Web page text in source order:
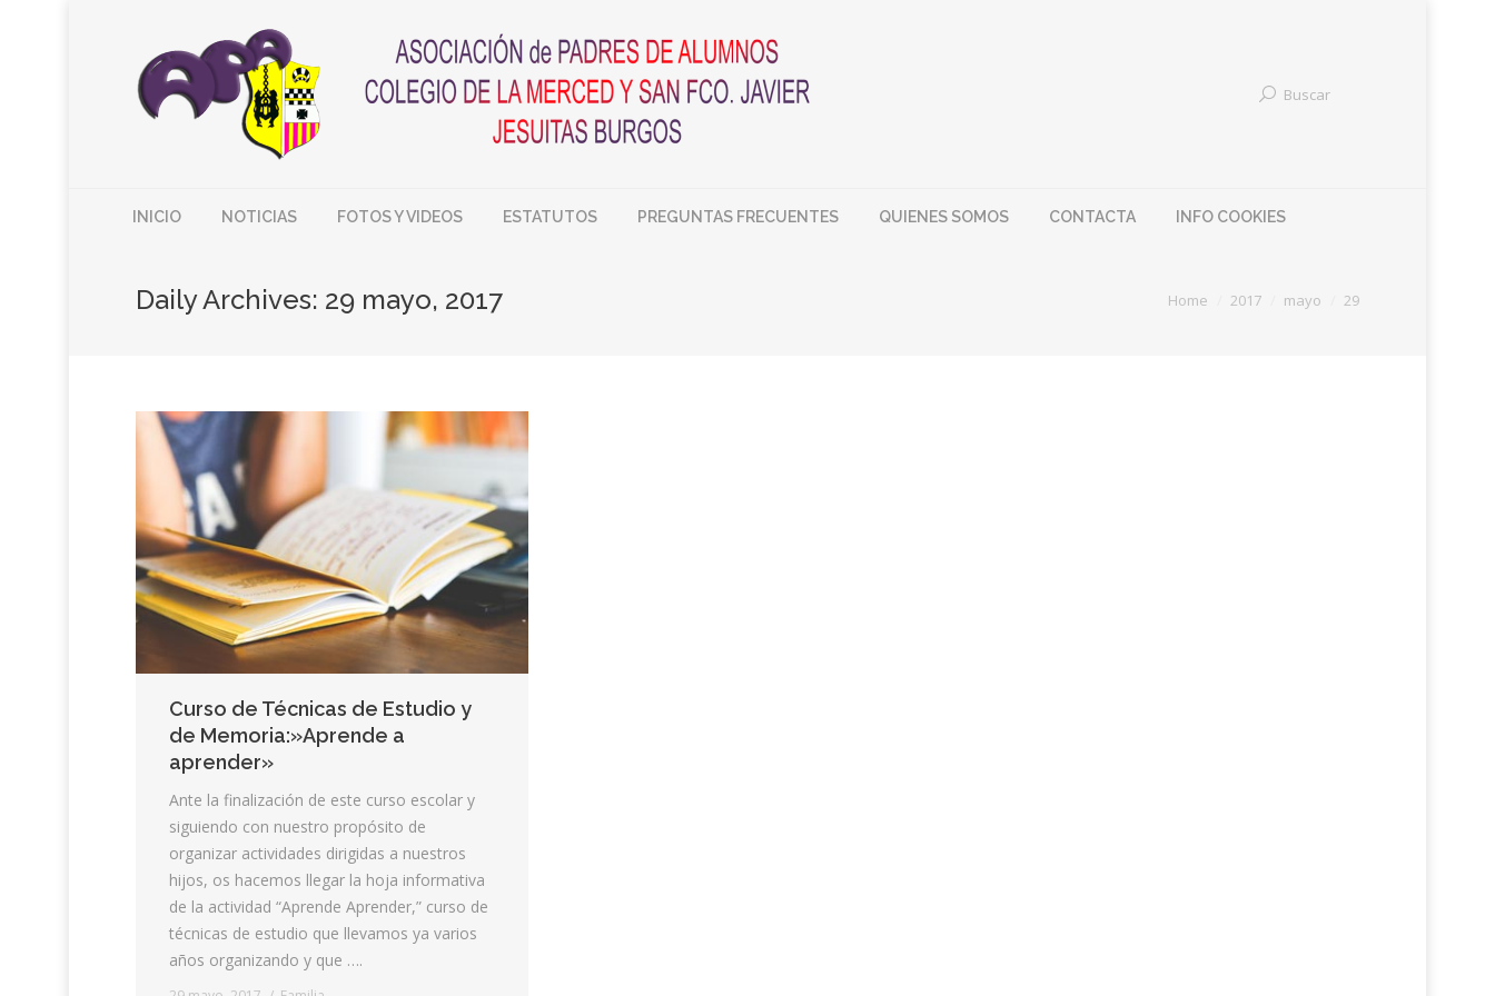
Buscar
INICIO NOTICIAS FOTOS Y VIDEOS ESTATUTOS PREGUNTAS FRECUENTES QUIENES SOMOS CONTACTA INFO COOKIES
Daily Archives: 29 mayo, 2017 Home 2017 mayo 29
Curso de Técnicas de Estudio y
de Memoria:»Aprende a
aprender»
Ante la finalización de este curso escolar y
siguiendo con nuestro propósito de
organizar actividades dirigidas a nuestros
hijos, os hacemos llegar la hoja informativa
de la actividad “Aprende Aprender,” curso de
técnicas de estudio que llevamos ya varios
años organizando y que ….